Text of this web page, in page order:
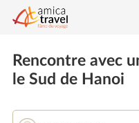
Rencontre avec
le Sud de Hanoi